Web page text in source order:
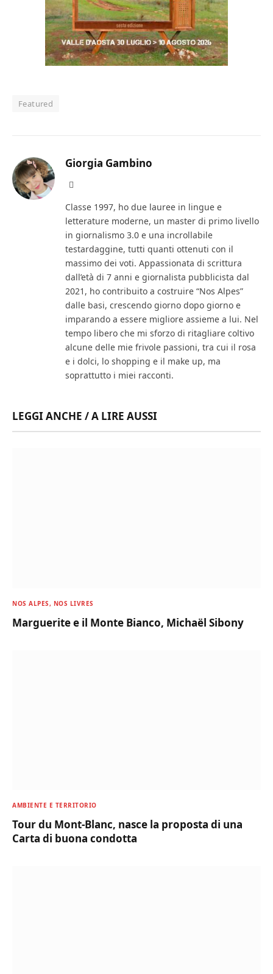
Featured
Giorgia Gambino
Classe 1997, ho due lauree in lingue e
letterature moderne, un master di primo livello
in giornalismo 3.0 e una incrollabile
testardaggine, tutti quanti ottenuti con il
massimo dei voti. Appassionata di scrittura
dall’età di 7 anni e giornalista pubblicista dal
2021, ho contribuito a costruire “Nos Alpes”
dalle basi, crescendo giorno dopo giorno e
imparando a essere migliore assieme a lui. Nel
tempo libero che mi sforzo di ritagliare coltivo
alcune delle mie frivole passioni, tra cui il rosa
e i dolci, lo shopping e il make up, ma
soprattutto i miei racconti.
LEGGI ANCHE / A LIRE AUSSI
NOS ALPES, NOS LIVRES
Marguerite e il Monte Bianco, Michaël Sibony
AMBIENTE E TERRITORIO
Tour du Mont-Blanc, nasce la proposta di una
Carta di buona condotta